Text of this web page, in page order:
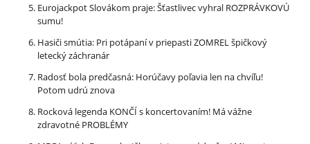
Eurojackpot Slovákom praje: Šťastlivec vyhral ROZPRÁVKOVÚ
sumu!
Hasiči smútia: Pri potápaní v priepasti ZOMREL špičkový
letecký záchranár
Radosť bola predčasná: Horúčavy poľavia len na chvíľu!
Potom udrú znova
Rocková legenda KONČÍ s koncertovaním! Má vážne
zdravotné PROBLÉMY